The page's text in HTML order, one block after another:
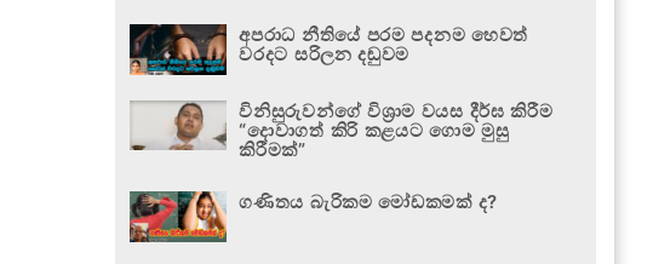
අපරාධ නීතියේ පරම පදනම හෙවත්
වරදට සරිලන දඬුවම
විනිසුරුවන්ගේ විශ්‍රාම වයස දීර්ඝ කිරීම
“දොවාගත් කිරි කළයට ගොම මුසු
කිරීමක්”
ගණිතය බැරිකම මෝඩකමක් ද?